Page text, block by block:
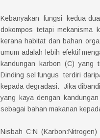
Kebanyakan fungsi kedua-
dokompos tetapi mekanisma
kerana habitat dan bahan
umum adalah lebih efektif
kandungan karbon (C) yang
Dinding sel fungus terdiri
kepada degradasi. Jika
yang kaya dengan
sebagai bahan makanan
Nisbah C:N